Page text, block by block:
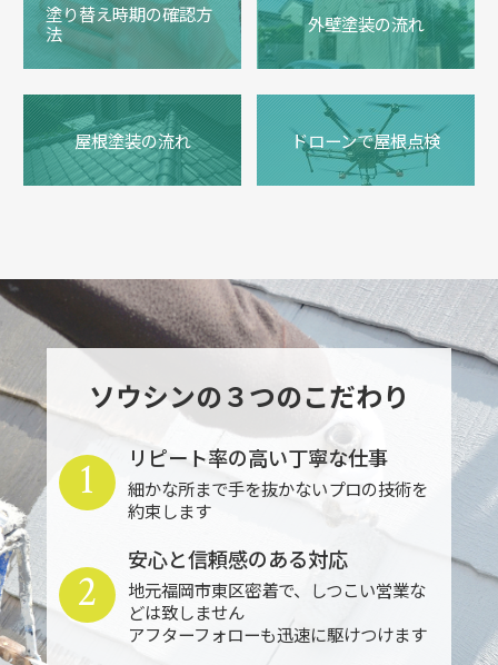
塗り替え時期の確認方
法
外壁塗装の流れ
屋根塗装の流れ ドローンで屋根点検
ソウシンの３つのこだわり
リピート率の高い丁寧な仕事
細かな所まで手を抜かないプロの技術を
約束します
1
安心と信頼感のある対応
地元福岡市東区密着で、しつこい営業な
どは致しません
アフターフォローも迅速に駆けつけます
2